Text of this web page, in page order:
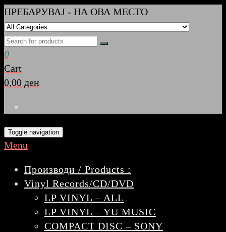
ПРЕБАРУВАЈ - НА ОВА МЕСТО
0
Cart
0,00 ден
Toggle navigation
Menu
Производи / Products :
Vinyl Records/CD/DVD
LP VINYL – ALL
LP VINYL – YU MUSIC
COMPACT DISC – SONY